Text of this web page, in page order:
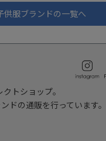
供服ブランドの一覧へ
トショップ。
ドの通販を行っています。